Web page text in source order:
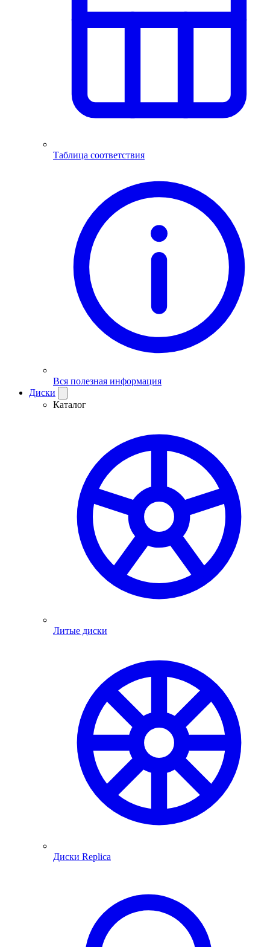
Таблица соответствия
Вся полезная информация
Диски
Каталог
Литые диски
Диски Replica